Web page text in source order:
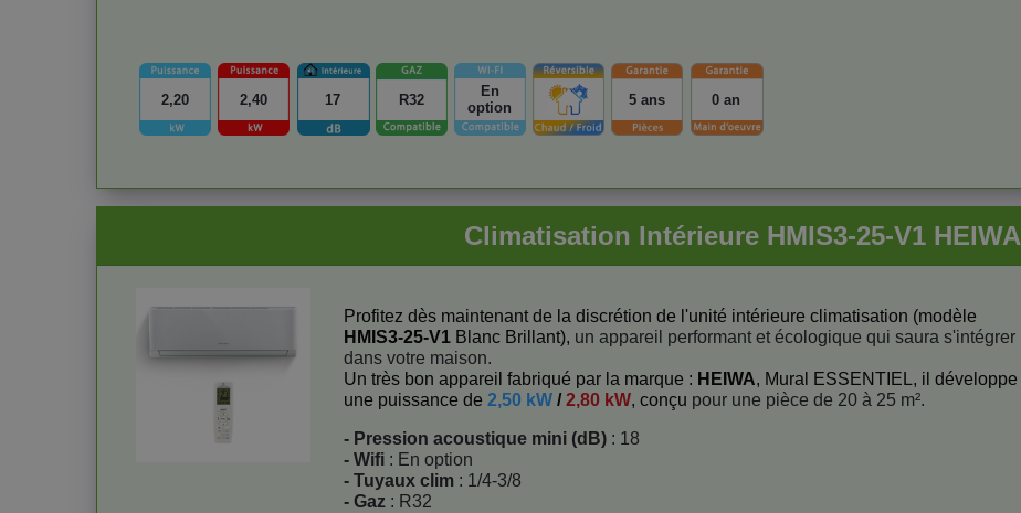
5 ans 0 an
2,20 2,40
En
option
17 R32
Climatisation Intérieure HMIS3-25-V1 HEIWA
Profitez dès maintenant de la discrétion de l'unité intérieure climatisation (modèle
HMIS3-25-V1 Blanc Brillant), un appareil performant et écologique qui saura s'intégrer
dans votre maison.
Un très bon appareil fabriqué par la marque : HEIWA, Mural ESSENTIEL, il développe
une puissance de 2,50 kW /2,80 kW, conçu pour une pièce de 20 à 25 m².
- Pression acoustique mini (dB) : 18
- Wifi : En option
- Tuyaux clim : 1/4-3/8
- Gaz : R32